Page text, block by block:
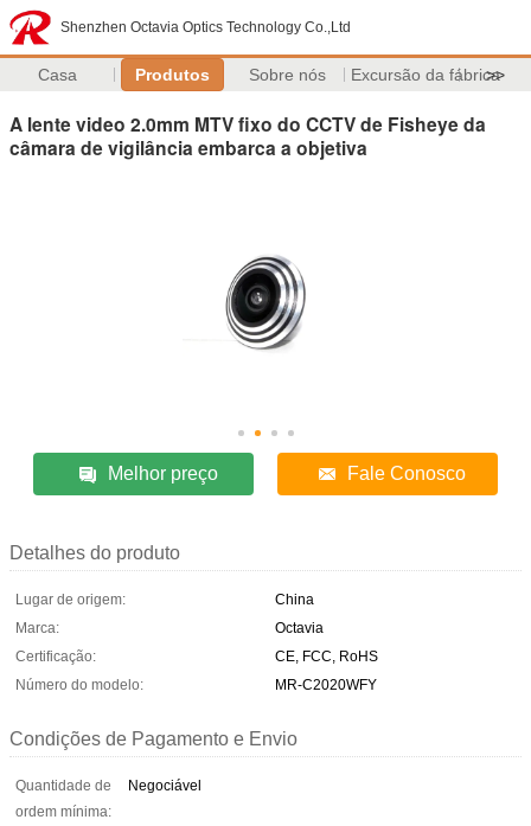
Shenzhen Octavia Optics Technology Co.,Ltd
Casa Produtos Sobre nós Excursão da fábrica
>>
A lente video 2.0mm MTV fixo do CCTV de Fisheye da
câmara de vigilância embarca a objetiva
Melhor preço Fale Conosco
Detalhes do produto
Lugar de origem:
China
Marca:
Octavia
Certificação:
CE, FCC, RoHS
Número do modelo:
MR-C2020WFY
Condições de Pagamento e Envio
Quantidade de
ordem mínima:
Negociável